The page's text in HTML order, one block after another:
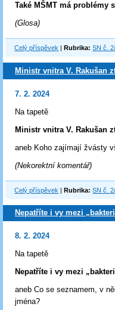
Také MŠMT má problémy
(Glosa)
Celý příspěvek Rubrika: SN č.
Ministr vnitra V. Rakušan
7. 2. 2024
Na tapetě
Ministr vnitra V. Rakušan
aneb Koho zajímají žvásty
(Nekorektní komentář)
Celý příspěvek |Rubrika: SN č.
Nepatříte i vy mezi
8. 2. 2024
Na tapetě
Nepatříte i vy mezi
aneb Co se seznamem, v
jména?